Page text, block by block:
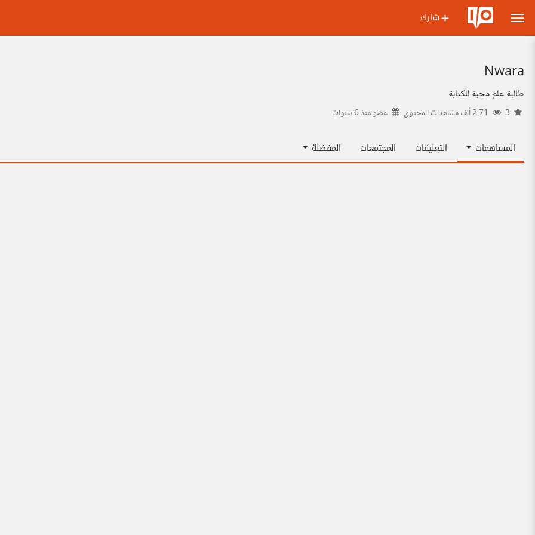
شارك
Nwara
طالبة علم محبة للكتابة
عضو منذ6 سنوات
المساهمات التعليقات المجتمعات المفضلة